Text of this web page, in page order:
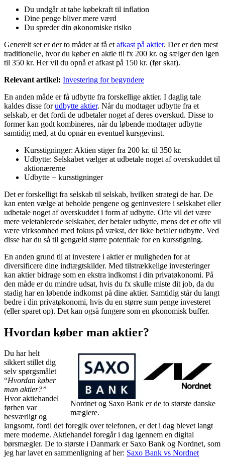
Du undgår at tabe købekraft til inflation
Dine penge bliver mere værd
Du spreder din økonomiske risiko
Generelt set er der to måder at få et afkast på aktier. Der er den mest
traditionelle, hvor du køber en aktie til fx 200 kr. og sælger den igen
til 350 kr. Her vil du opnå et afkast på 150 kr. (før skat).
Relevant artikel: Investering for begyndere
En anden måde er få udbytte fra forskellige aktier. I daglig tale
kaldes disse forudbytte aktier. Når du modtager udbytte fra et
selskab, er det fordi de udbetaler noget af deres overskud. Disse to
former kan godt kombineres, når du løbende modtager udbytte
samtidig med, at du opnår en eventuel kursgevinst.
Kursstigninger: Aktien stiger fra 200 kr. til 350 kr.
Udbytte: Selskabet vælger at udbetale noget af overskuddet til
aktionærerne
Udbytte + kursstigninger
Det er forskelligt fra selskab til selskab, hvilken strategi de har. De
kan enten vælge at beholde pengene og geninvestere i selskabet eller
udbetale noget af overskuddet i form af udbytte. Ofte vil det være
mere veletablerede selskaber, der betaler udbytte, mens det er ofte vil
være virksomhed med fokus på vækst, der ikke betaler udbytte. Ved
disse har du så til gengæld større potentiale for en kursstigning.
En anden grund til at investere i aktier er muligheden for at
diversificere dine indtægtskilder. Med tilstrækkelige investeringer
kan aktier bidrage som en ekstra indkomst i din privatøkonomi. På
den måde er du mindre udsat, hvis du fx skulle miste dit job, da du
stadig har en løbende indkomst på dine aktier. Samtidig står du langt
bedre i din privatøkonomi, hvis du en større sum penge investeret
(eller sparet op). Det kan også fungere som en økonomisk buffer.
Hvordan køber man aktier?
Nordnet og Saxo Bank er de to største danske
mæglere.
Du har helt
sikkert stillet dig
selv spørgsmålet
“Hvordan køber
man aktier?”
Hvor aktiehandel
førhen var
besværligt og
langsomt, fordi det foregik over telefonen, er det i dag blevet langt
mere moderne. Aktiehandel foregår i dag igennem en digital
børsmægler. De to største i Danmark er Saxo Bank og Nordnet, som
jeg har lavet en sammenligning af her: Saxo Bank vs Nordnet